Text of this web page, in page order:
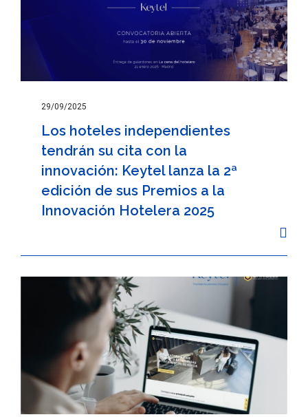
29/09/2025
Los hoteles independientes
tendrán su cita con la
innovación: Keytel lanza la 2ª
edición de sus Premios a la
Innovación Hotelera 2025